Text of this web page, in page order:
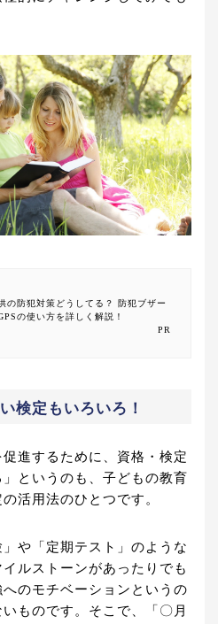
の防犯対策どうしてる？ 防犯ブザー
の使い方を詳しく解説！
PR
検定もいろいろ！
進するために、資格・検定
というのも、子どもの教育
活用法のひとつです。
や「定期テスト」のような
ルストーンがあったりでも
のモチベーションというの
ものです。そこで、「〇月